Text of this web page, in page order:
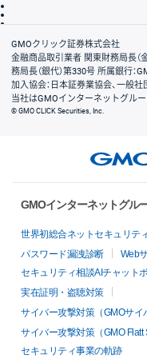
会社案内
GMOクリック証券株式会社
金融商品取引業者 関東財務局長（
務局長（銀代）第330号 所属銀行
加入協会：日本証券業協会、一般
当社はGMOインターネットグルー
© GMO CLICK Securities, Inc.
GMOインターネットグル
世界初総合ネットセキュリテ
パスワード漏洩診断
Web
セキュリティ相談AIチャット
実在証明・盗聴対策
サイバー攻撃対策（GMOサイ
サイバー攻撃対策（GMO Flatt
セキュリティ事業の軌跡